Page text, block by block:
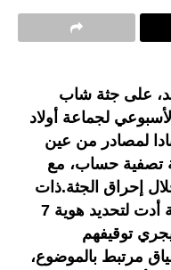
على جثة شاب
لجماعة أولاد
لمصادر من عين
تصفية حساب، مع
إحراق الجثة.ذات
المصادر أفادت ان التحريات الأولية أدت لتحديد هوية 7
توقيفهم
مرتبط بالموضوع،